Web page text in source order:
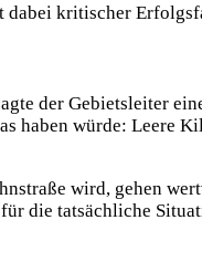
dabei kritischer
der Gebietsleiter
haben würde:
wird, gehen
die tatsächliche